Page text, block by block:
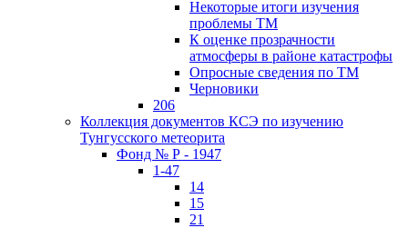
Некоторые итоги изучения
проблемы ТМ
К оценке прозрачности
атмосферы в районе катастрофы
Опросные сведения по ТМ
Черновики
206
Коллекция документов КСЭ по изучению
Тунгусского метеорита
Фонд № Р - 1947
1-47
14
15
21